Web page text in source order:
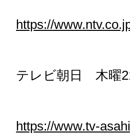
https://
テレビ朝日 木曜
https://www.tv-